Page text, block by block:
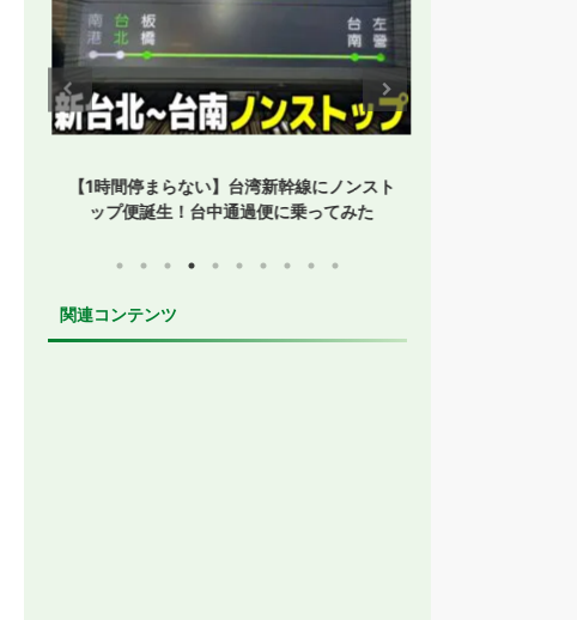
【1時間停まらない】台湾新幹線にノンスト
ップ便誕生！台中通過便に乗ってみた
関連コンテンツ